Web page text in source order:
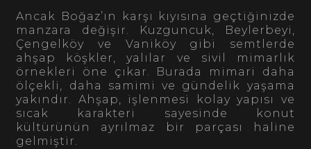
Ancak Boğaz’ın karşı kıyısına geçtiğinizde
manzara değişir. Kuzguncuk, Beylerbeyi,
Çengelköy ve Vaniköy gibi semtlerde
ahşap köşkler, yalılar ve sivil mimarlık
örnekleri öne çıkar. Burada mimari daha
ölçekli, daha samimi ve gündelik yaşama
yakındır. Ahşap, işlenmesi kolay yapısı ve
sıcak karakteri sayesinde konut
kültürünün ayrılmaz bir parçası haline
gelmiştir.